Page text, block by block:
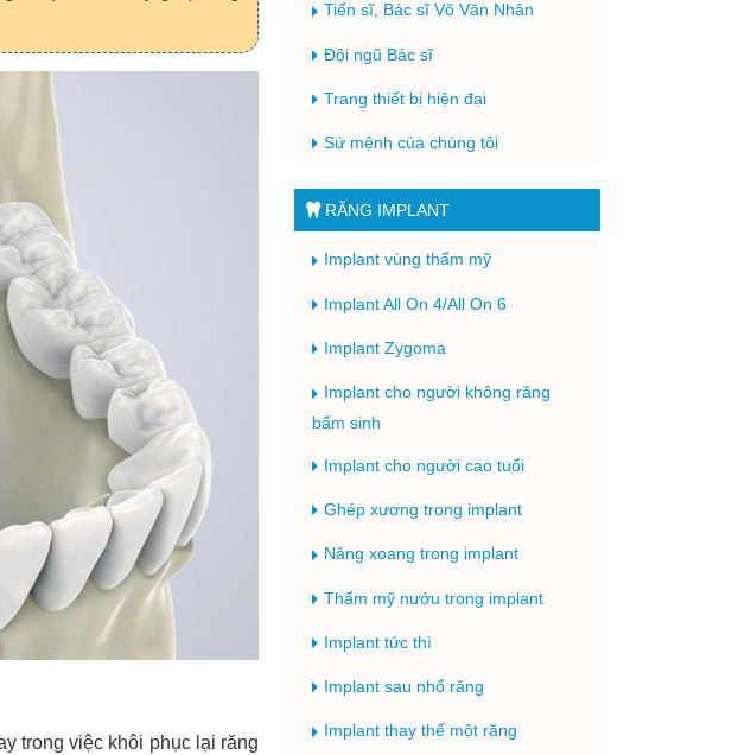
trong việc khôi phục lại răng
Tiến sĩ, Bác sĩ Võ Văn Nhân
Đội ngũ Bác sĩ
Trang thiết bị hiện đại
Sứ mệnh của chúng tôi
RĂNG IMPLANT
Implant vùng thẩm mỹ
Implant All On 4/All On 6
Implant Zygoma
Implant cho người không răng
bẩm sinh
Implant cho người cao tuổi
Ghép xương trong implant
Nâng xoang trong implant
Thẩm mỹ nướu trong implant
Implant tức thì
Implant sau nhổ răng
Implant thay thế một răng